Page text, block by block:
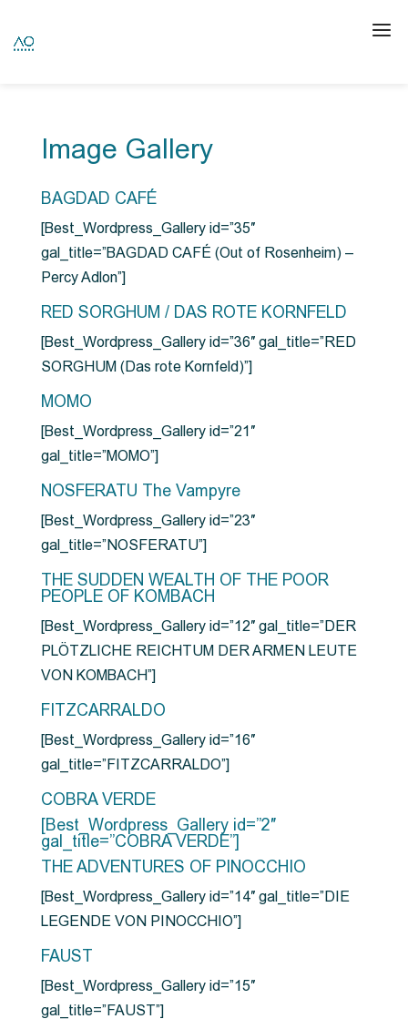
Image Gallery
BAGDAD CAFÉ
[Best_Wordpress_Gallery id=”35″
gal_title=”BAGDAD CAFÉ (Out of Rosenheim) –
Percy Adlon”]
RED SORGHUM / DAS ROTE KORNFELD
[Best_Wordpress_Gallery id=”36″ gal_title=”RED
SORGHUM (Das rote Kornfeld)”]
MOMO
[Best_Wordpress_Gallery id=”21″
gal_title=”MOMO”]
NOSFERATU The Vampyre
[Best_Wordpress_Gallery id=”23″
gal_title=”NOSFERATU”]
THE SUDDEN WEALTH OF THE POOR
PEOPLE OF KOMBACH
[Best_Wordpress_Gallery id=”12″ gal_title=”DER
PLÖTZLICHE REICHTUM DER ARMEN LEUTE
VON KOMBACH”]
FITZCARRALDO
[Best_Wordpress_Gallery id=”16″
gal_title=”FITZCARRALDO”]
COBRA VERDE
[Best_Wordpress_Gallery id=”2″
gal_title=”COBRA VERDE”]
THE ADVENTURES OF PINOCCHIO
[Best_Wordpress_Gallery id=”14″ gal_title=”DIE
LEGENDE VON PINOCCHIO”]
FAUST
[Best_Wordpress_Gallery id=”15″
gal_title=”FAUST”]